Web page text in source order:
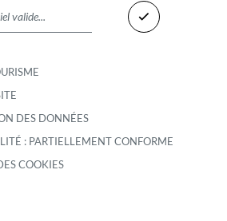
DES DONNÉES
: PARTIELLEMENT CONFORME
COOKIES